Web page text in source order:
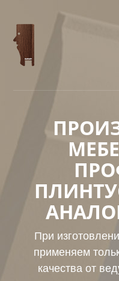
При
применяем
качества от